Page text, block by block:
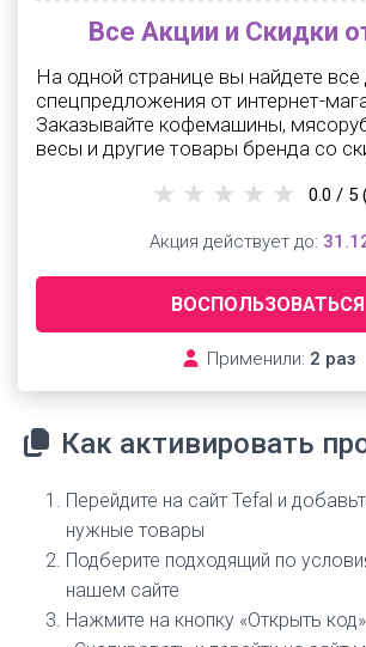
Все Акции и Скидки
На одной странице вы найдете
спецпредложения от интернет-
Заказывайте кофемашины,
весы и другие товары бренда со
ВОСПОЛЬЗОВАТЬСЯ
Применили: 2 раз
0.0 / 5
Акция действует до:
Как активировать
Перейдите на сайт Tefal и
нужные товары
Подберите подходящий по
нашем сайте
Нажмите на кнопку «Открыть